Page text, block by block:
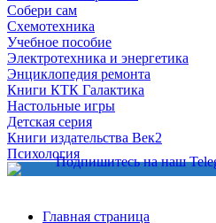
Собери сам
Схемотехника
Учебное пособие
Электротехника и энергетика
Энциклопедия ремонта
Книги КТК Галактика
Настольные игры
Детская серия
Книги издательства Век2
Психология
Главная страница